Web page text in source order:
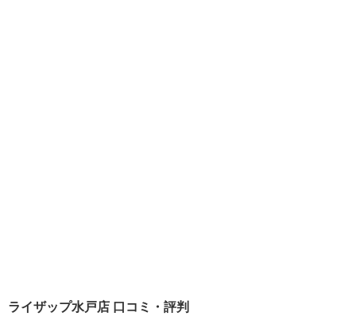
ライザップ水戸店 口コミ・評判